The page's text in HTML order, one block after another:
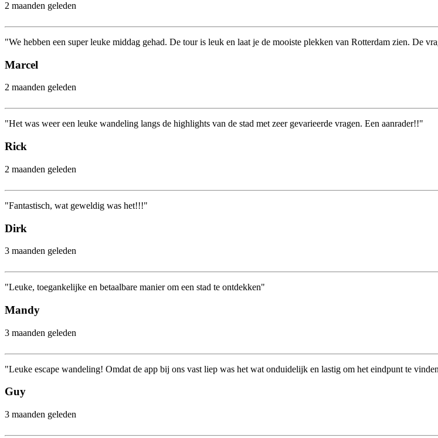
2 maanden geleden
"We hebben een super leuke middag gehad. De tour is leuk en laat je de mooiste plekken van Rotterdam zien. De
Marcel
2 maanden geleden
"Het was weer een leuke wandeling langs de highlights van de stad met zeer gevarieerde vragen. Een aanrader!!"
Rick
2 maanden geleden
"Fantastisch, wat geweldig was het!!!"
Dirk
3 maanden geleden
"Leuke, toegankelijke en betaalbare manier om een stad te ontdekken"
Mandy
3 maanden geleden
"Leuke escape wandeling! Omdat de app bij ons vast liep was het wat onduidelijk en lastig om het eindpunt te
Guy
3 maanden geleden